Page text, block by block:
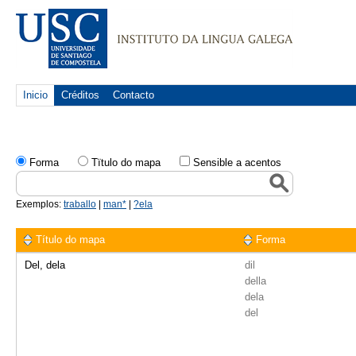
Inicio Créditos Contacto
Forma Tïtulo do mapa Sensible a acentos
Exemplos: traballo man* ?ela
Título do mapa Forma
Del, dela
dil
della
dela
del